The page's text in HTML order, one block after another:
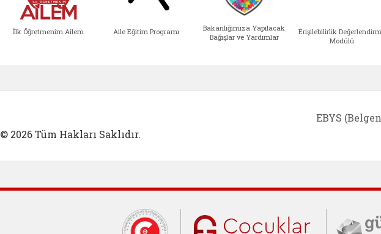
İlk Öğretmenim Ailem Aile Eğitim Programı
Bakanlığımıza Yapılacak
Bağışlar ve Yardımlar
Erişilebilirlik
Modülü
© 2026 Tüm Hakları Saklıdır.
EBYS
Cumhurbaşkanlığı İletişim Merkezi
Çocuklar